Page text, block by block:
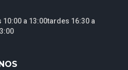
a 13:00tardes 16:30 a